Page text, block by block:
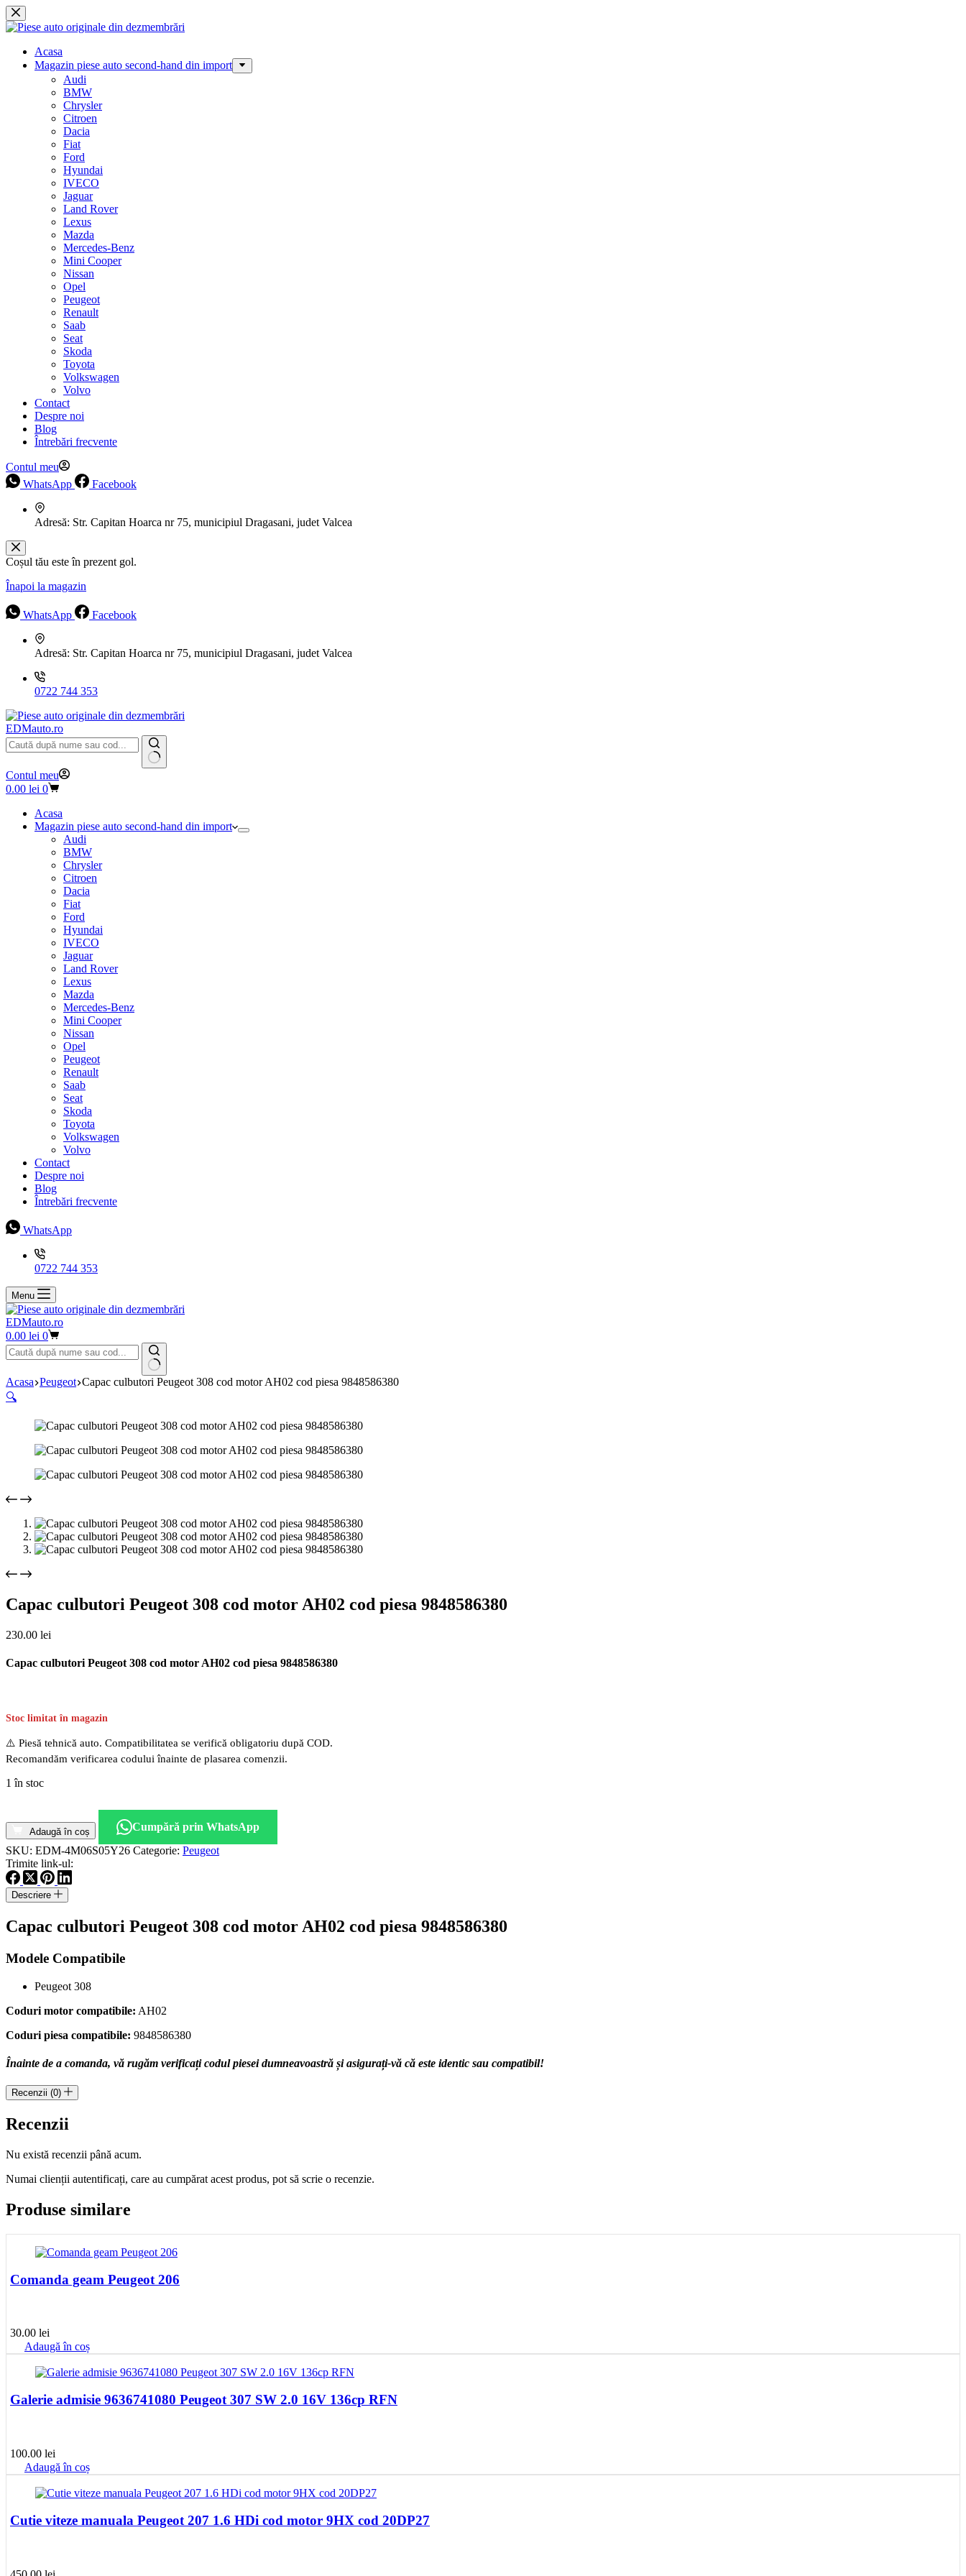
Sari
la
Acasa
Magazin piese auto second-hand din import
Audi
BMW
Chrysler
Citroen
Dacia
Fiat
Ford
Hyundai
IVECO
Jaguar
Land Rover
Lexus
Mazda
Mercedes-Benz
Mini Cooper
Nissan
Opel
Peugeot
Renault
Saab
Seat
Skoda
Toyota
Volkswagen
Volvo
Contact
Despre noi
Blog
Întrebări frecvente
Contul meu
WhatsApp
Facebook
Adresă: Str. Capitan Hoarca nr 75, municipiul Dragasani, judet Valcea
Coșul tău este în prezent gol.
Înapoi la magazin
WhatsApp Facebook
Adresă: Str. Capitan Hoarca nr 75, municipiul Dragasani, judet Valcea
0722 744 353
EDMauto.ro
Niciun
rezultat
Contul meu
Coș
cumpărături
0.00 lei 0
Acasa
Magazin piese auto second-hand din import
Audi
BMW
Chrysler
Citroen
Dacia
Fiat
Ford
Hyundai
IVECO
Jaguar
Land Rover
Lexus
Mazda
Mercedes-Benz
Mini Cooper
Nissan
Opel
Peugeot
Renault
Saab
Seat
Skoda
Toyota
Volkswagen
Volvo
Contact
Despre noi
Blog
Întrebări frecvente
WhatsApp
0722 744 353
Menu
EDMauto.ro
Coș
de
cumpărături
0.00 lei 0
Niciun
rezultat
Acasa Peugeot Capac culbutori Peugeot 308 cod motor AH02 cod piesa 9848586380
🔍
Capac culbutori Peugeot 308 cod motor AH02 cod piesa 9848586380
230.00 lei
Capac culbutori Peugeot 308 cod motor AH02 cod piesa 9848586380
Stoc limitat în magazin
⚠️ Piesă tehnică auto. Compatibilitatea se verifică obligatoriu după COD.
Recomandăm verificarea codului înainte de plasarea comenzii.
1 în stoc
Capac
culbutori
Peugeot
308
cod
motor
AH02
piesa
9848586380
Adaugă în coș
Cumpără prin WhatsApp
SKU: EDM-4M06S05Y26 Categorie: Peugeot
Trimite link-ul:
Descriere
Capac culbutori Peugeot 308 cod motor AH02 cod piesa 9848586380
Modele Compatibile
Peugeot 308
Coduri motor compatibile: AH02
Coduri piesa compatibile: 9848586380
Înainte de a comanda, vă rugăm verificați codul piesei dumneavoastră și asigurați-vă că este identic sau compatibil!
Recenzii (0)
Recenzii
Nu există recenzii până acum.
Numai clienții autentificați, care au cumpărat acest produs, pot să scrie o recenzie.
Produse similare
Comanda geam Peugeot 206
30.00 lei
Adaugă în coș
Galerie admisie 9636741080 Peugeot 307 SW 2.0 16V 136cp RFN
100.00 lei
Adaugă în coș
Cutie viteze manuala Peugeot 207 1.6 HDi cod motor 9HX cod 20DP27